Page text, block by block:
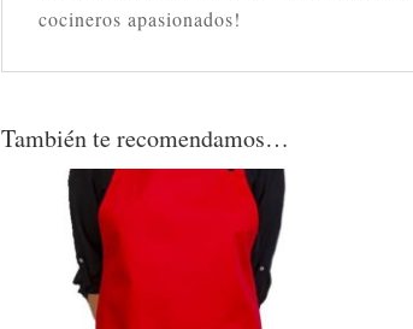
cocineros apasionados!
También te recomendamos…